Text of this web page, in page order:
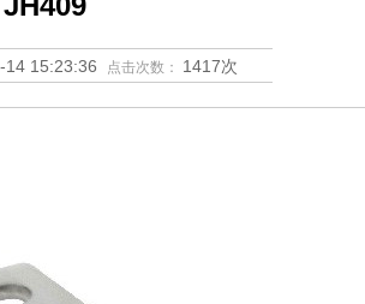
14 15:23:36 点击次数： 1417次